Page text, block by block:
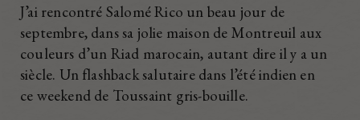
J’ai rencontré Salomé Rico un beau jour de
septembre, dans sa jolie maison de Montreuil aux
couleurs d’un Riad marocain, autant dire il y a un
siècle. Un flashback salutaire dans l’été indien en
ce weekend de Toussaint gris-bouille.